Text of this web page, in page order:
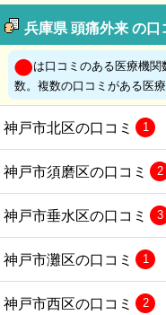
兵庫県 頭痛外来 の口
は口コミのある医療機関
数。複数の口コミがある医療
神戸市北区の口コミ 1
神戸市須磨区の口コミ 2
神戸市垂水区の口コミ 3
神戸市灘区の口コミ 1
神戸市西区の口コミ 2